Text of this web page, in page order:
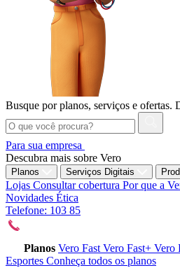
Busque por planos, serviços e ofertas.
Para sua empresa
Descubra mais sobre Vero
Planos Serviços Digitais
Lojas Consultar cobertura Por que a
Novidades Ética
Telefone: 103 85
Planos Vero Fast Vero Fast+ Vero
Esportes Conheça todos os planos